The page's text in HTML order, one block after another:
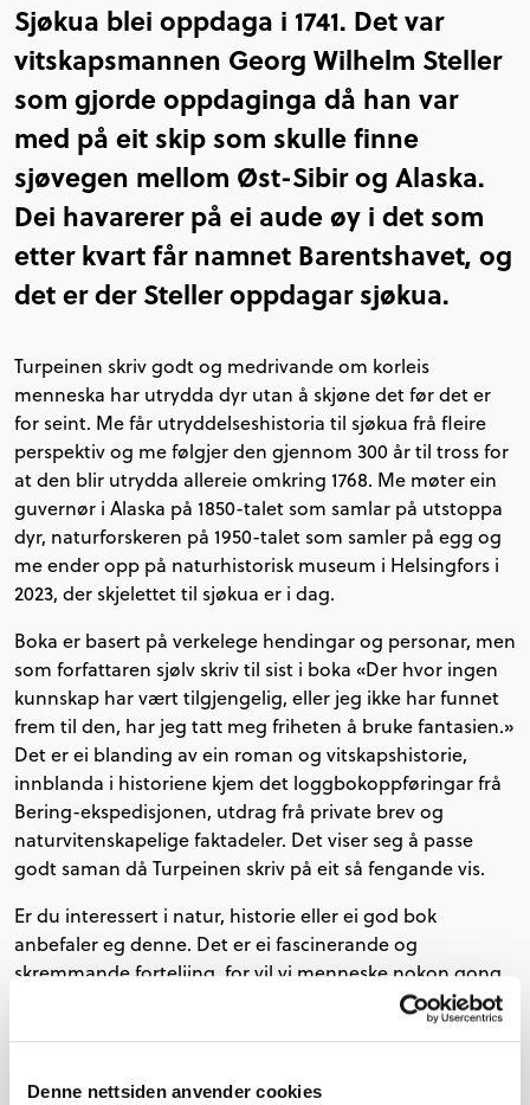
Denne nettsiden anvender cookies
Sjøkua blei oppdaga i 1741. Det var
vitskapsmannen Georg Wilhelm Steller
som gjorde oppdaginga då han var
med på eit skip som skulle finne
sjøvegen mellom Øst-Sibir og Alaska.
Dei havarerer på ei aude øy i det som
etter kvart får namnet Barentshavet, og
det er der Steller oppdagar sjøkua.
Turpeinen skriv godt og medrivande om korleis
menneska har utrydda dyr utan å skjøne det før det er
for seint. Me får utryddelseshistoria til sjøkua frå fleire
perspektiv og me følgjer den gjennom 300 år til tross for
at den blir utrydda allereie omkring 1768. Me møter ein
guvernør i Alaska på 1850-talet som samlar på utstoppa
dyr, naturforskeren på 1950-talet som samler på egg og
me ender opp på naturhistorisk museum i Helsingfors i
2023, der skjelettet til sjøkua er i dag.
Boka er basert på verkelege hendingar og personar, men
som forfattaren sjølv skriv til sist i boka «Der hvor ingen
kunnskap har vært tilgjengelig, eller jeg ikke har funnet
frem til den, har jeg tatt meg friheten å bruke fantasien.»
Det er ei blanding av ein roman og vitskapshistorie,
innblanda i historiene kjem det loggbokoppføringar frå
Bering-ekspedisjonen, utdrag frå private brev og
naturvitenskapelige faktadeler. Det viser seg å passe
godt saman då Turpeinen skriv på eit så fengande vis.
Er du interessert i natur, historie eller ei god bok
anbefaler eg denne. Det er ei fascinerande og
skremmande forteljing, for vil vi menneske nokon gong